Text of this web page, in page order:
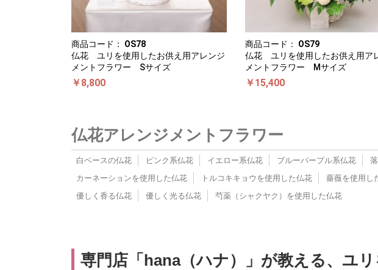
商品コード： OS78
仏花 ユリを使用したお供え用アレンジ
メントフラワー Sサイズ
￥8,800
商品コード： OS79
仏花 ユリを使用したお供え用ア
メントフラワー Mサイズ
￥15,400
仏花アレンジメントフラワー
白ベースの仏花 ピンク系仏花 イエロー系仏花 ブルーパープル系仏花
カーネーションを使用した仏花
トルコキキョウを使用した仏花 薔薇を使用し
優しく香る仏花
優しく光る仏花 芍薬（シャクヤク）を使用した仏花
専門店「hana（ハナ）」が教える、ユ